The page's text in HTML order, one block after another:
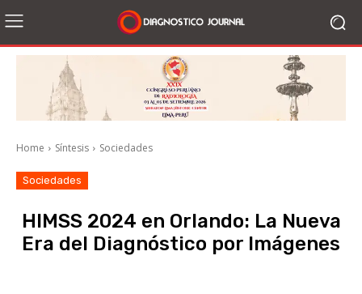
Home Síntesis Sociedades
Sociedades
HIMSS 2024 en Orlando: La Nueva
Era del Diagnóstico por Imágenes